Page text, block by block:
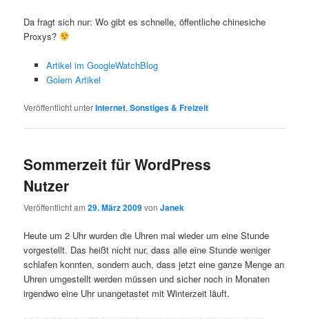
Da fragt sich nur: Wo gibt es schnelle, öffentliche chinesiche
Proxys?
Artikel im GoogleWatchBlog
Golem Artikel
Veröffentlicht unterInternet,Sonstiges & Freizeit
Sommerzeit für WordPress
Nutzer
Veröffentlicht am29. März 2009vonJanek
Heute um 2 Uhr wurden die Uhren mal wieder um eine Stunde
vorgestellt. Das heißt nicht nur, dass alle eine Stunde weniger
schlafen konnten, sondern auch, dass jetzt eine ganze Menge an
Uhren umgestellt werden müssen und sicher noch in Monaten
irgendwo eine Uhr unangetastet mit Winterzeit läuft.